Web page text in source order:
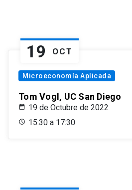
19 OCT
Microeconomía Aplicada
Tom Vogl, UC San Diego
19 de Octubre de 2022
15:30 a 17:30